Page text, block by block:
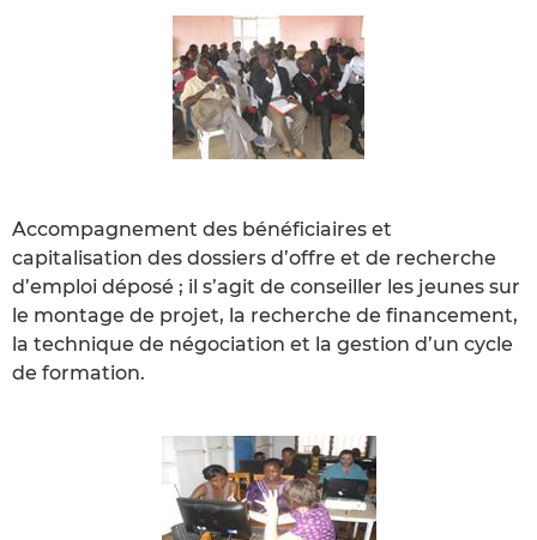
Accompagnement des bénéficiaires et
capitalisation des dossiers d’offre et de recherche
d’emploi déposé ; il s’agit de conseiller les jeunes sur
le montage de projet, la recherche de financement,
la technique de négociation et la gestion d’un cycle
de formation.